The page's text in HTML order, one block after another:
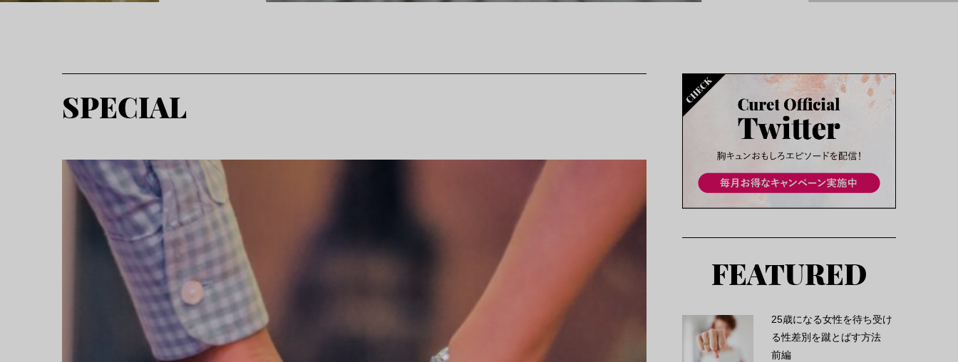
SPECIAL
FEATURED
25歳になる女性を待ち受け
る性差別を蹴とばす方法
前編